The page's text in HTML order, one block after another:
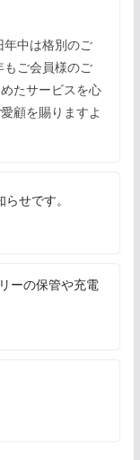
中は格別のご
ご会員様のご
たサービスを心
顧を賜りますよ
せです。
ーの保管や充電